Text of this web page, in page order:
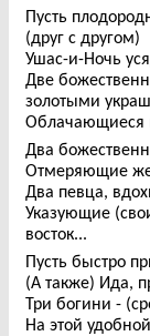
Пусть
(друг с другом)
Ушас-и-Ночь
Две
золотыми
Облачающиеся
Два
Отмеряющие
Два певца,
Указующие
восток...
Пусть быстро
(А также) Ида,
Три богини -
На этой